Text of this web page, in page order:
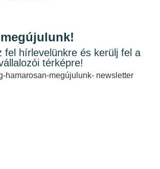
fel hírlevelünkre és kerülj fel a
térképre!